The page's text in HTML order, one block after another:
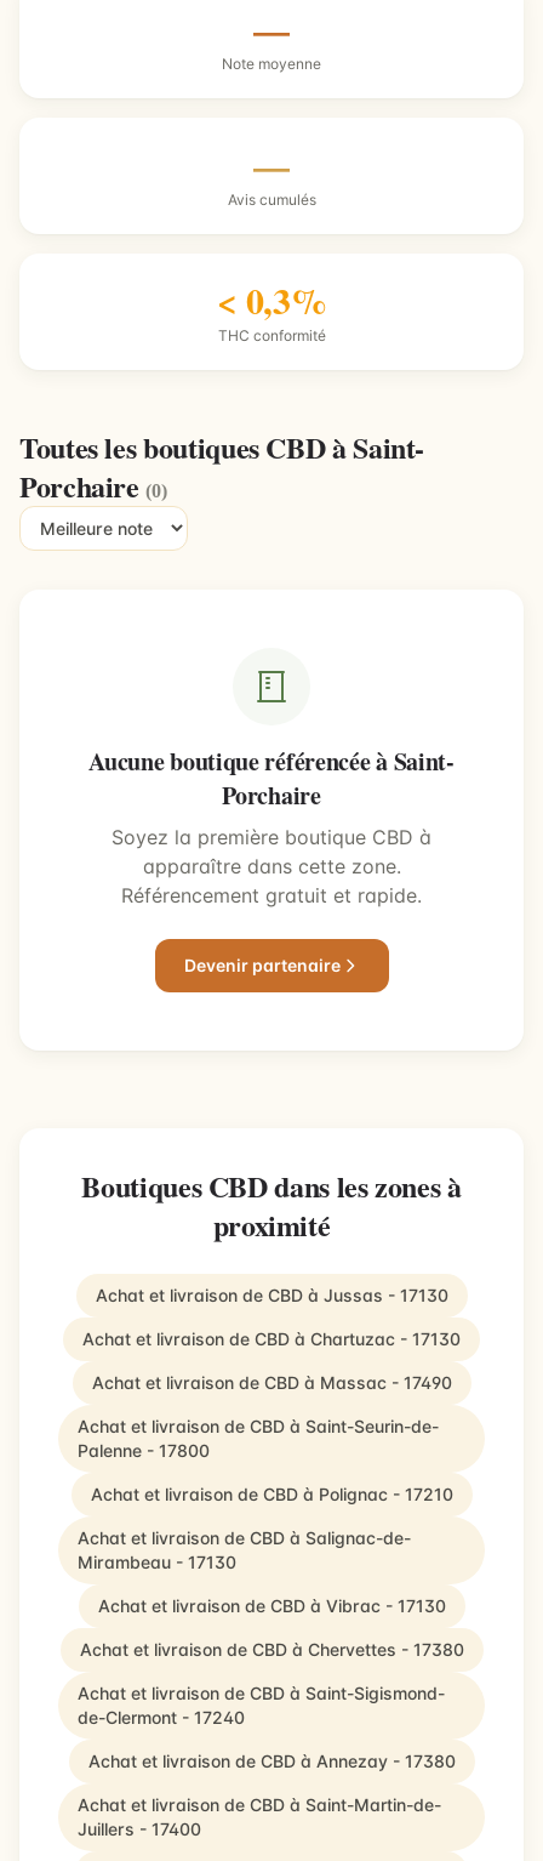
—
Note moyenne
—
Avis cumulés
< 0,3%
THC conformité
Toutes les boutiques CBD à Saint-
Porchaire(0)
Aucune boutique référencée à Saint-
Porchaire
Soyez la première boutique CBD à
apparaître dans cette zone.
Référencement gratuit et rapide.
Devenir partenaire
Boutiques CBD dans les zones à
proximité
Achat et livraison de CBD à Jussas - 17130
Achat et livraison de CBD à Chartuzac - 17130
Achat et livraison de CBD à Massac - 17490
Achat et livraison de CBD à Saint-Seurin-de-
Palenne - 17800
Achat et livraison de CBD à Polignac - 17210
Achat et livraison de CBD à Salignac-de-
Mirambeau - 17130
Achat et livraison de CBD à Vibrac - 17130
Achat et livraison de CBD à Chervettes - 17380
Achat et livraison de CBD à Saint-Sigismond-
de-Clermont - 17240
Achat et livraison de CBD à Annezay - 17380
Achat et livraison de CBD à Saint-Martin-de-
Juillers - 17400